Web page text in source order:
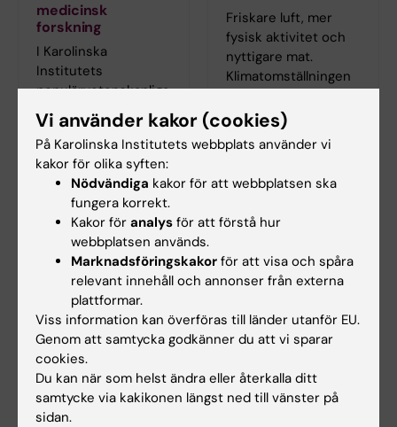
medicinsk
forskning
I Karolinska
Institutets
populärvetenskapliga
tidning Medicinsk
Vetenskap kan du
läsa fler artiklar om
det senaste inom
medicinsk forskning.
Bli prenumerant!
Friskare luft, mer
fysisk aktivitet och
nyttigare mat.
Klimatomställningen
framtid men kan
också ge direkta
hälsovinster här och
medicinska forskare.
Vi använder kakor (cookies)
På Karolinska Institutets webbplats använder vi
kakor för olika syften:
Nödvändiga kakor för att webbplatsen ska
fungera korrekt.
Kakor för analys för att förstå hur
webbplatsen används.
Marknadsföringskakor för att visa och spåra
relevant innehåll och annonser från externa
plattformar.
Viss information kan överföras till länder utanför EU.
Genom att samtycka godkänner du att vi sparar
cookies.
Du kan när som helst ändra eller återkalla ditt
samtycke via kakikonen längst ned till vänster på
sidan.